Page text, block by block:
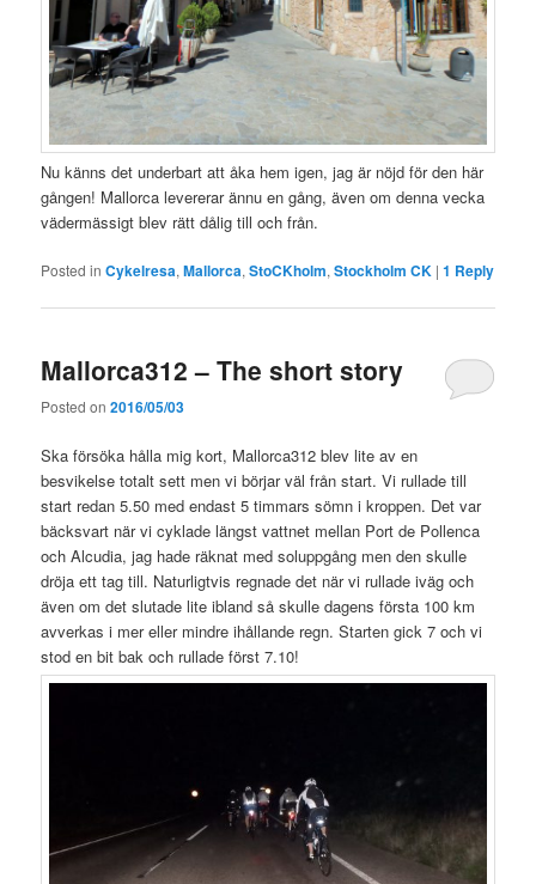
Nu känns det underbart att åka hem igen, jag är nöjd för den här
gången! Mallorca levererar ännu en gång, även om denna vecka
vädermässigt blev rätt dålig till och från.
Posted in Cykelresa,Mallorca,StoCKholm,Stockholm CK |1 Reply
Mallorca312 – The short story
Posted on2016/05/03
Ska försöka hålla mig kort, Mallorca312 blev lite av en
besvikelse totalt sett men vi börjar väl från start. Vi rullade till
start redan 5.50 med endast 5 timmars sömn i kroppen. Det var
bäcksvart när vi cyklade längst vattnet mellan Port de Pollenca
och Alcudia, jag hade räknat med soluppgång men den skulle
dröja ett tag till. Naturligtvis regnade det när vi rullade iväg och
även om det slutade lite ibland så skulle dagens första 100 km
avverkas i mer eller mindre ihållande regn. Starten gick 7 och vi
stod en bit bak och rullade först 7.10!